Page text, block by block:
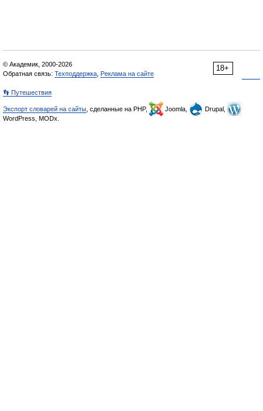
18+
© Академик, 2000-2026
Обратная связь: Техподдержка Реклама на сайте
👣 Путешествия
Экспорт словарей на сайты , сделанные на PHP, Joomla,
Drupal,
WordPress, MODx.